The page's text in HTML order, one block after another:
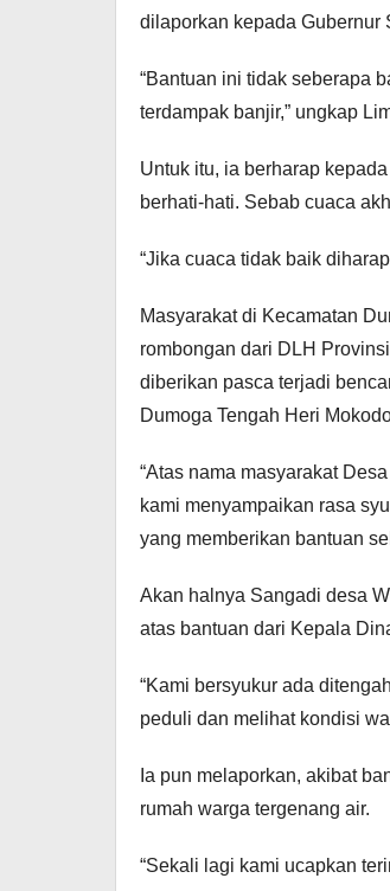
dilaporkan kepada Gubernur
“Bantuan ini tidak seberapa
terdampak banjir,” ungkap
Untuk itu, ia berharap
berhati-hati. Sebab cuaca
“Jika cuaca tidak baik
Masyarakat di Kecamatan
rombongan dari DLH
diberikan pasca terjadi
Dumoga Tengah Heri
“Atas nama masyarakat
kami menyampaikan rasa
yang memberikan bantuan
Akan halnya Sangadi desa
atas bantuan dari Kepala
“Kami bersyukur ada
peduli dan melihat kondisi
Ia pun melaporkan, akibat
rumah warga tergenang air.
“Sekali lagi kami ucapkan